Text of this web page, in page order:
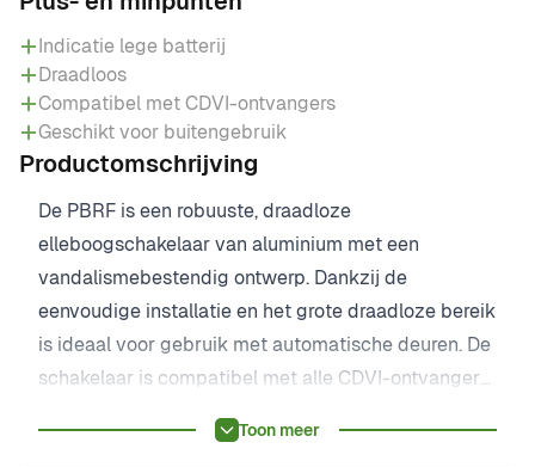
Indicatie lege batterij
Draadloos
Compatibel met CDVI-ontvangers
Geschikt voor buitengebruik
Productomschrijving
De PBRF is een robuuste, draadloze
elleboogschakelaar van aluminium met een
vandalismebestendig ontwerp. Dankzij de
eenvoudige installatie en het grote draadloze bereik
is ideaal voor gebruik met automatische deuren. De
schakelaar is compatibel met alle CDVI-ontvangers.
elleboogschakelaar een waarschuwingssignaal,
Toon meer